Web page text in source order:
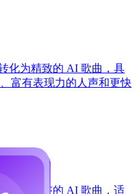
化为精致的 AI 歌曲，具
富有表现力的人声和更快
生成完整的 AI 歌曲，适